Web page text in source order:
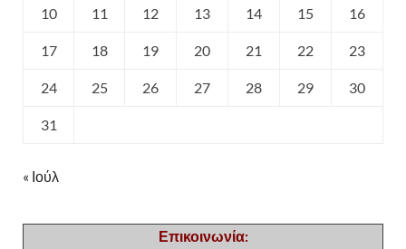
10 11 12 13 14 15 16
17 18 19 20 21 22 23
24 25 26 27 28 29 30
31
« Ιούλ
Επικοινωνία: